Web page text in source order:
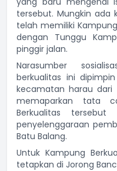
tersebut. Mungkin ada
telah memiliki
dengan Tunggu
pinggir jalan.
Narasumber
berkualitas ini
kecamatan harau dari
memaparkan tata
Berkualitas
penyelenggaraan
Batu Balang.
Untuk Kampung
tetapkan di Jorong